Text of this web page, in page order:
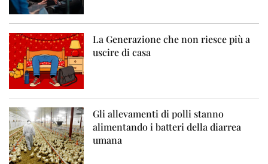
La Generazione che non riesce più a
uscire di casa
Gli allevamenti di polli stanno
alimentando i batteri della diarrea
umana